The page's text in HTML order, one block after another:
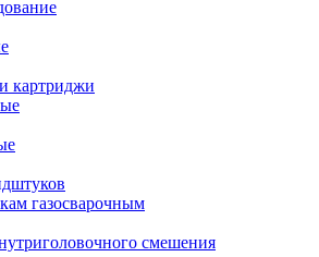
картриджи
газосварочным
смешения